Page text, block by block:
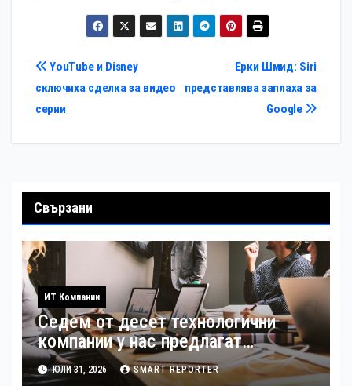
Навигация
Ерки Шмид: Siri
представлява заплаха за
Google
YouTube и Disney
сключиха сделка за видео
серии
Свързани
ИТ Компании
Седем от десет технологични
компании у нас предлагат
хибридна работа
ЮЛИ 31, 2026 SMART REPORTER